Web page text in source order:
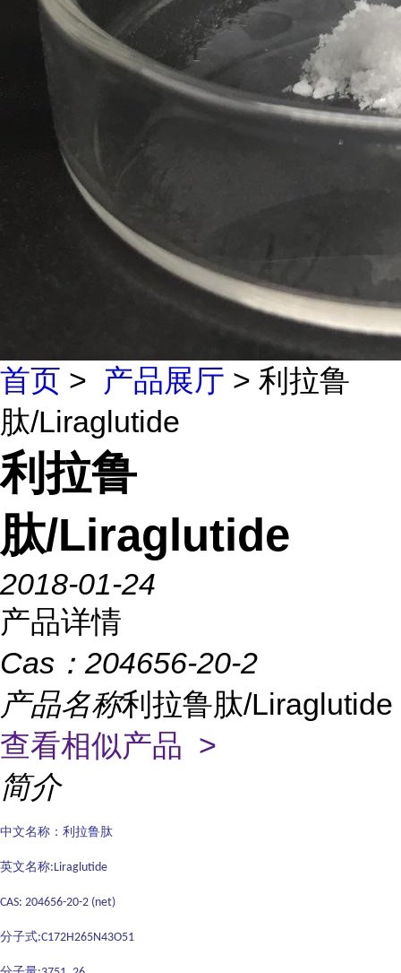
首页 > 产品展厅 > 利拉鲁
肽/Liraglutide
利拉鲁
肽/Liraglutide
2018-01-24
产品详情
Cas： 204656-20-2
产品名称利拉鲁肽/Liraglutide
查看相似产品 >
简介
中文名称：利拉鲁肽
英文名称:Liraglutide
CAS: 204656-20-2 (net)
分子式:C172H265N43O51